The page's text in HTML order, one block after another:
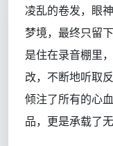
凌乱的卷发，眼
梦境，最终只留
是住在录音棚里
改，不断地听取
倾注了所有的心
品，更是承载了